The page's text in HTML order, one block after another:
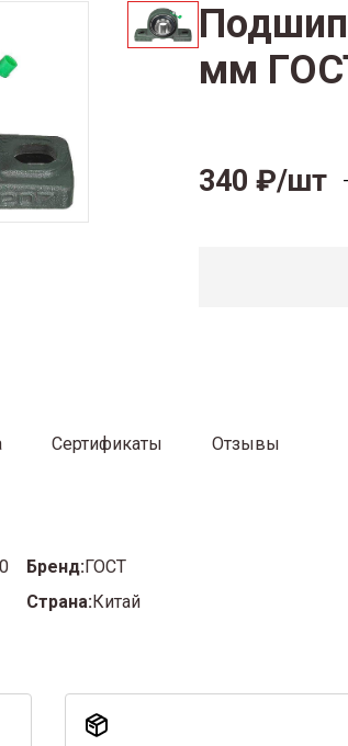
мм
340 ₽/шт -
Сертификаты Отзывы
Бренд:ГОСТ
Страна:Китай